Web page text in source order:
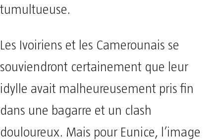
tumultueuse.
Les Ivoiriens et les Camerounais se
souviendront certainement que leur
idylle avait malheureusement pris fin
dans une bagarre et un clash
douloureux. Mais pour Eunice, l’image